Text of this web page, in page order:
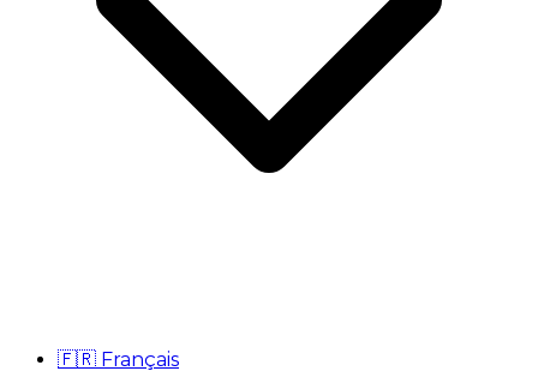
🇫🇷 Français